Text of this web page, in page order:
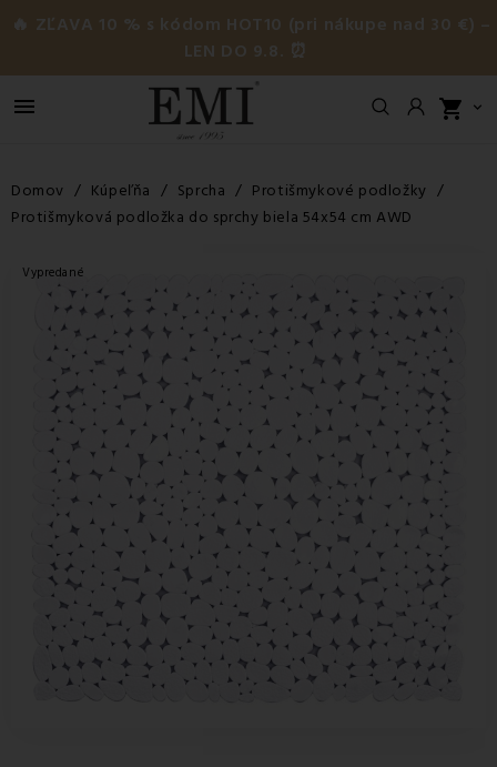
🔥 ZĽAVA 10 % s kódom HOT10 (pri nákupe nad 30 €) –
LEN DO 9.8. ⏰
 shopping_cart 
Domov Kúpeľňa Sprcha
Protišmykové podložky
Protišmyková podložka do sprchy biela 54x54 cm AWD
Vypredané